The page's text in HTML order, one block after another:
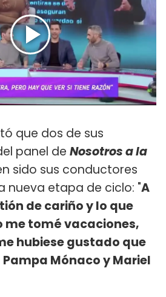
que dos de sus
panel de Nosotros a la
sido sus conductores
nueva etapa de ciclo: "A
de cariño y lo que
me tomé vacaciones,
hubiese gustado que
Mónaco y Mariel